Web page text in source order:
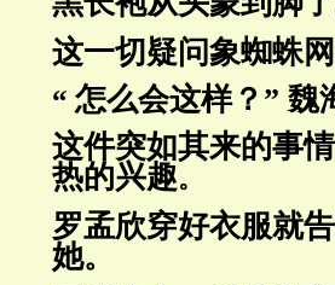
这一切疑问象蜘蛛
“ 怎么会这样？” 魏
这件突如其来的事
热的兴趣。
罗孟欣穿好衣服就
她。